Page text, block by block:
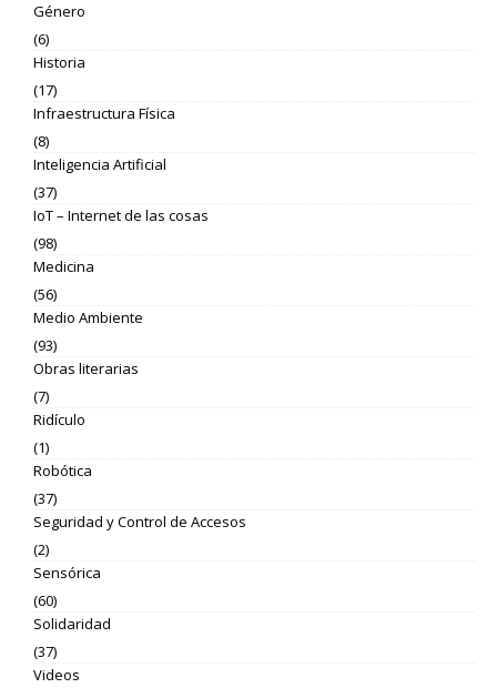
Género
(6)
Historia
(17)
Infraestructura Física
(8)
Inteligencia Artificial
(37)
IoT – Internet de las cosas
(98)
Medicina
(56)
Medio Ambiente
(93)
Obras literarias
(7)
Ridículo
(1)
Robótica
(37)
Seguridad y Control de Accesos
(2)
Sensórica
(60)
Solidaridad
(37)
Videos